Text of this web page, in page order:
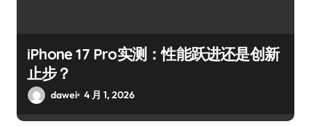
iPhone 17 Pro实测：性能跃进还是创新
止步？
dawei 4 月 1, 2026